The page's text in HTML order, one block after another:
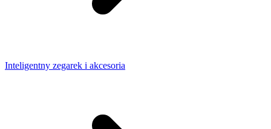
Inteligentny zegarek i akcesoria